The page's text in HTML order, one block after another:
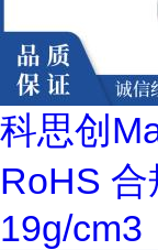
科思创
RoHS
19g/cm3